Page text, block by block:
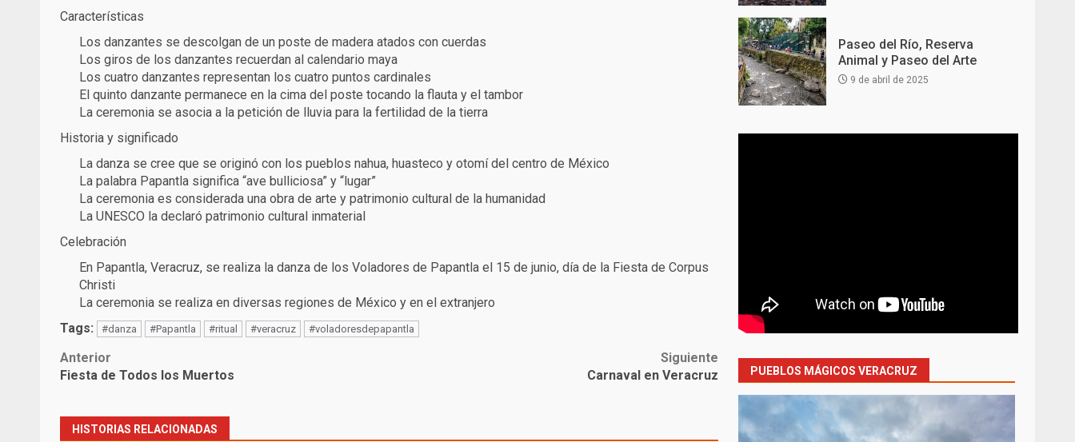
Características
Los danzantes se descolgan de un poste de madera atados con cuerdas
Los giros de los danzantes recuerdan al calendario maya
Los cuatro danzantes representan los cuatro puntos cardinales
El quinto danzante permanece en la cima del poste tocando la flauta y el tambor
La ceremonia se asocia a la petición de lluvia para la fertilidad de la tierra
Historia y significado
La danza se cree que se originó con los pueblos nahua, huasteco y otomí del centro de México
La palabra Papantla significa “ave bulliciosa” y “lugar”
La ceremonia es considerada una obra de arte y patrimonio cultural de la humanidad
La UNESCO la declaró patrimonio cultural inmaterial
Celebración
En Papantla, Veracruz, se realiza la danza de los Voladores de Papantla el 15 de junio, día de la Fiesta de Corpus
Christi
La ceremonia se realiza en diversas regiones de México y en el extranjero
Tags:
#danza #Papantla #ritual #veracruz #voladoresdepapantla
Post
navigation
Anterior
Fiesta de Todos los Muertos
Siguiente
Carnaval en Veracruz
HISTORIAS RELACIONADAS
Paseo del Río, Reserva
Animal y Paseo del Arte
9 de abril de 2025
PUEBLOS MÁGICOS VERACRUZ